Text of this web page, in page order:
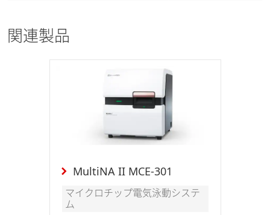
関連製品
MultiNA II MCE-301
マイクロチップ電気泳動システ
ム